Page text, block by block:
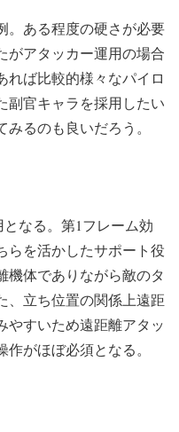
。ある程度の硬さが必要
がアタッカー運用の場合
れば比較的様々なパイロ
副官キャラを採用したい
るのも良いだろう。
なる。第1フレーム効
らを活かしたサポート役
機体でありながら敵のタ
、立ち位置の関係上遠距
やすいため遠距離アタッ
がほぼ必須となる。